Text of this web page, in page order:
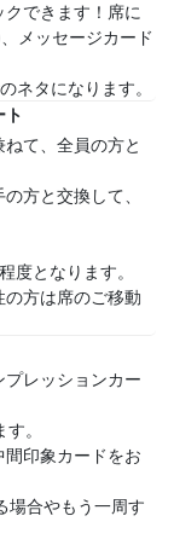
できます！席に
メッセージカード
ネタになります。
ト
て、全員の方と
方と交換して、
度となります。
方は席のご移動
レッションカー
。
印象カードをお
場合やもう一周す